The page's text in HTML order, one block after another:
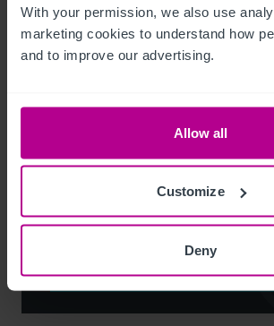
With your permission, we also use
marketing cookies to understand how
and to improve our advertising.
Allow all
Customize
Deny
+44 7546 698 683